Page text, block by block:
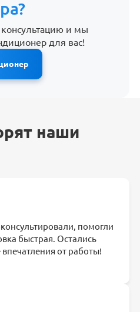
и мы
для вас!
наши
помогли
быстрая. Остались
от работы!